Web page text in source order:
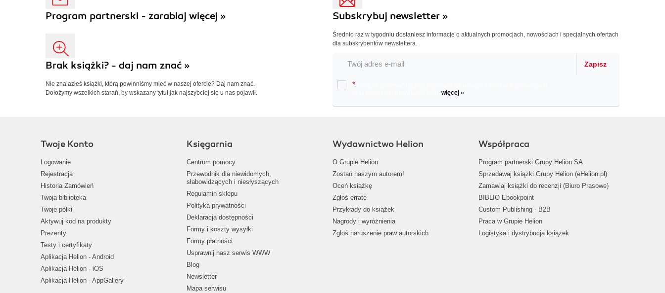
Program partnerski - zarabiaj więcej »
Brak książki? - daj nam znać »
Nie znalazłeś książki, którą powinniśmy mieć w naszej ofercie? Daj nam znać.
Dołożymy wszelkich starań, by wskazany tytuł jak najszybciej się u nas pojawił.
Subskrybuj newsletter »
Średnio raz w tygodniu dostaniesz informacje o aktualnych promocjach, nowościach i specjalnych ofertach
dla subskrybentów newslettera.
Zapisz
*
więcej »
Twoje Konto
Logowanie
Rejestracja
Historia Zamówień
Twoja biblioteka
Twoje półki
Aktywuj kod na produkty
Prezenty
Testy i certyfikaty
Aplikacja Helion - Android
Aplikacja Helion - iOS
Aplikacja Helion - AppGallery
Księgarnia
Centrum pomocy
Przewodnik dla niewidomych,
słabowidzących i niesłyszących
Regulamin sklepu
Polityka prywatności
Deklaracja dostępności
Formy i koszty wysyłki
Formy płatności
Usprawnij nasz serwis WWW
Blog
Newsletter
Mapa serwisu
Wydawnictwo Helion
O Grupie Helion
Zostań naszym autorem!
Oceń książkę
Zgłoś erratę
Przykłady do książek
Nagrody i wyróżnienia
Zgłoś naruszenie praw autorskich
Współpraca
Program partnerski Grupy Helion SA
Sprzedawaj książki Grupy Helion (eHelion.pl)
Zamawiaj książki do recenzji (Biuro Prasowe)
BIBLIO Ebookpoint
Custom Publishing - B2B
Praca w Grupie Helion
Logistyka i dystrybucja książek